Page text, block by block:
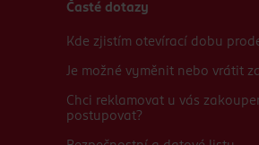
Časté dotazy
Kde zjistím otevírací dobu
Je možné vyměnit nebo vrátit
Chci reklamovat u vás
postupovat?